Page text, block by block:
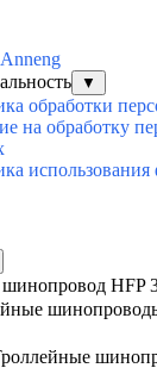
▼
обработки
на обработку
использования
HFP